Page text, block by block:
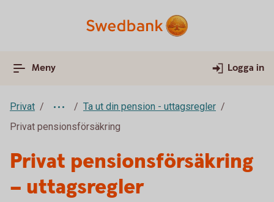
Meny Logga in
Privat
Ta ut din pension - uttagsregler
Privat pensionsförsäkring
Privat pensionsförsäkring
– uttagsregler